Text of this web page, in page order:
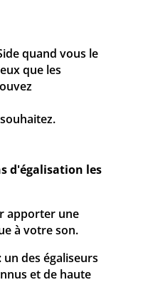
quand vous le
que les
d'égalisation les
apporter une
à votre son.
un des égaliseurs
et de haute